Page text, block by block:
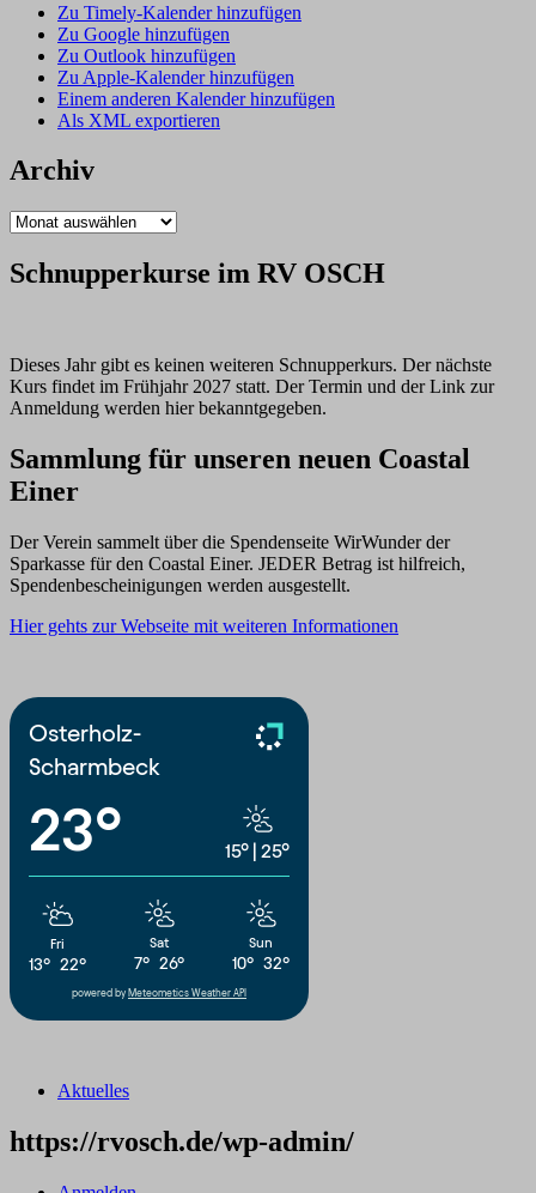
Zu Timely-Kalender hinzufügen
Zu Google hinzufügen
Zu Outlook hinzufügen
Zu Apple-Kalender hinzufügen
Einem anderen Kalender hinzufügen
Als XML exportieren
Archiv
Archiv
Schnupperkurse im RV OSCH
Dieses Jahr gibt es keinen weiteren Schnupperkurs. Der nächste
Kurs findet im Frühjahr 2027 statt. Der Termin und der Link zur
Anmeldung werden hier bekanntgegeben.
Sammlung für unseren neuen Coastal
Einer
Der Verein sammelt über die Spendenseite WirWunder der
Sparkasse für den Coastal Einer. JEDER Betrag ist hilfreich,
Spendenbescheinigungen werden ausgestellt.
Hier gehts zur Webseite mit weiteren Informationen
Osterholz-
Scharmbeck
23° 15° 25°
Fri
13° 22°
Sat
7° 26°
Sun
10° 32°
powered by Meteometics Weather API
Aktuelles
https://rvosch.de/wp-admin/